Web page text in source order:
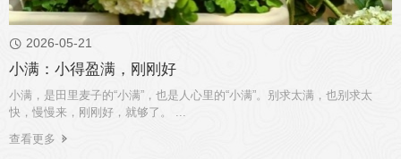
 2026-05-21
小满：小得盈满，刚刚好
小满，是田里麦子的“小满”，也是人心里的“小满”。别求太满，也别求太
快，慢慢来，刚刚好，就够了。 ...
查看更多